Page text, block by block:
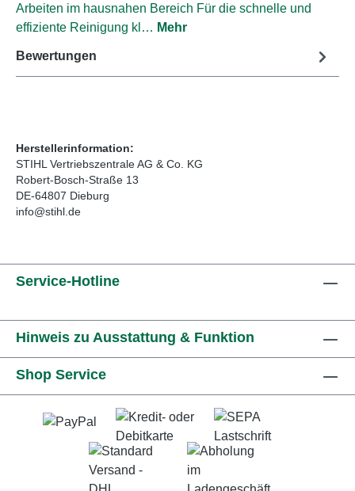
Arbeiten im hausnahen Bereich Für die schnelle und
effiziente Reinigung kl… Mehr
Bewertungen
Herstellerinformation:
STIHL Vertriebszentrale AG & Co. KG
Robert-Bosch-Straße 13
DE-64807 Dieburg
info@stihl.de
Service-Hotline
Hinweis zu Ausstattung & Funktion
Shop Service